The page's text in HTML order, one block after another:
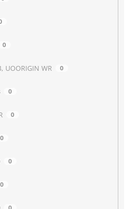
0
UOORIGIN WR 0
0
0
0
0
0